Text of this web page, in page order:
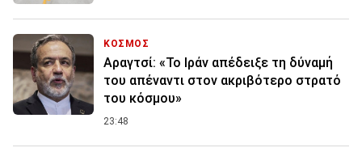
ΚΟΣΜΟΣ
Αραγτσί: «Το Ιράν απέδειξε τη δύναμή
του απέναντι στον ακριβότερο στρατό
του κόσμου»
23:48